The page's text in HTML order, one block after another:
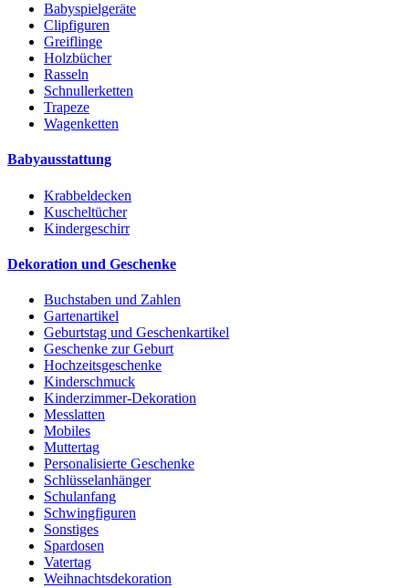
Babyspielgeräte
Clipfiguren
Greiflinge
Holzbücher
Rasseln
Schnullerketten
Trapeze
Wagenketten
Babyausstattung
Krabbeldecken
Kuscheltücher
Kindergeschirr
Dekoration und Geschenke
Buchstaben und Zahlen
Gartenartikel
Geburtstag und Geschenkartikel
Geschenke zur Geburt
Hochzeitsgeschenke
Kinderschmuck
Kinderzimmer-Dekoration
Messlatten
Mobiles
Muttertag
Personalisierte Geschenke
Schlüsselanhänger
Schulanfang
Schwingfiguren
Sonstiges
Spardosen
Vatertag
Weihnachtsdekoration